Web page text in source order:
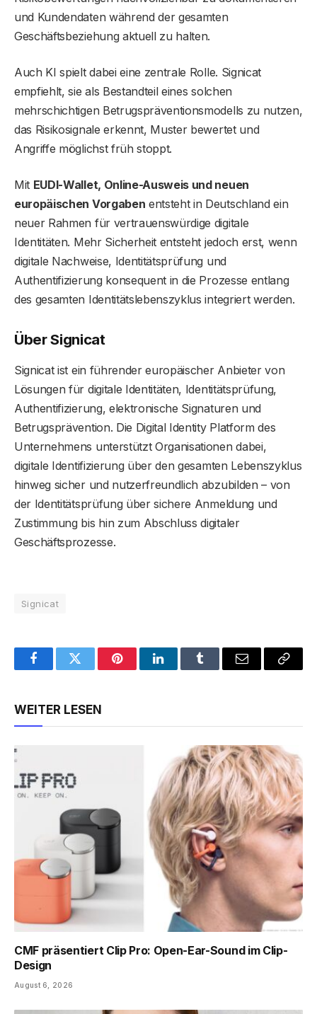
und Kundendaten während der gesamten
Geschäftsbeziehung aktuell zu halten.
Auch KI spielt dabei eine zentrale Rolle. Signicat
empfiehlt, sie als Bestandteil eines solchen
mehrschichtigen Betrugspräventionsmodells zu nutzen,
das Risikosignale erkennt, Muster bewertet und
Angriffe möglichst früh stoppt.
Mit EUDI-Wallet, Online-Ausweis und neuen
europäischen Vorgaben entsteht in Deutschland ein
neuer Rahmen für vertrauenswürdige digitale
Identitäten. Mehr Sicherheit entsteht jedoch erst, wenn
digitale Nachweise, Identitätsprüfung und
Authentifizierung konsequent in die Prozesse entlang
des gesamten Identitätslebenszyklus integriert werden.
Über Signicat
Signicat ist ein führender europäischer Anbieter von
Lösungen für digitale Identitäten, Identitätsprüfung,
Authentifizierung, elektronische Signaturen und
Betrugsprävention. Die Digital Identity Platform des
Unternehmens unterstützt Organisationen dabei,
digitale Identifizierung über den gesamten Lebenszyklus
hinweg sicher und nutzerfreundlich abzubilden – von
der Identitätsprüfung über sichere Anmeldung und
Zustimmung bis hin zum Abschluss digitaler
Geschäftsprozesse.
Signicat
FacebookTwitter PinterestLinkedInTumblr Email
Copy
WEITER LESEN
CMF präsentiert Clip Pro: Open-Ear-Sound im Clip-
Design
August 6, 2026